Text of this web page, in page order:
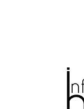
Biblioteci și rafturi
Masute auxiliare